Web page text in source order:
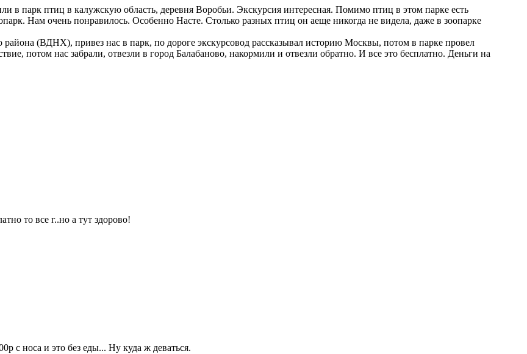
в парк птиц в калужскую область, деревня Воробьи. Экскурсия интересная. Помимо птиц в этом парке есть
Нам очень понравилось. Особенно Насте. Столько разных птиц он аеще никогда не видела, даже в зоопарке
района (ВДНХ), привез нас в парк, по дороге экскурсовод рассказывал историю Москвы, потом в парке провел
потом нас забрали, отвезли в город Балабаново, накормили и отвезли обратно. И все это бесплатно. Деньги на
то все г..но а тут здорово!
с носа и это без еды... Ну куда ж деваться.